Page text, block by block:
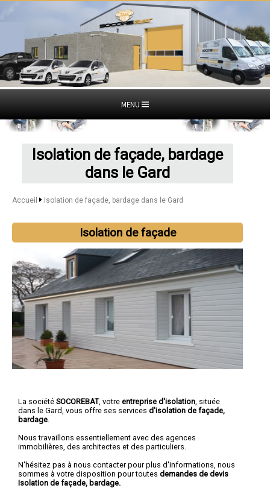
MENU
Isolation de façade, bardage
dans le Gard
Accueil Isolation de façade, bardage dans le Gard
Isolation de façade
La société SOCOREBAT, votre entreprise d'isolation , située
dans le Gard, vous offre ses services d'isolation de façade,
bardage
Nous travaillons essentiellement avec des agences
immobilières, des architectes et des particuliers.
N'hésitez pas à nous contacter pour plus d'informations, nous
sommes à votre disposition pour toutes demandes de devis
Isolation de façade, bardage.